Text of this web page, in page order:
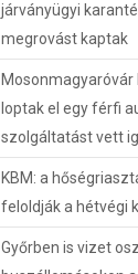
járványügyi
megrovást kaptak
loptak el egy férfi
szolgáltatást vett
KBM: a
feloldják a hétvégi
Győrben is vizet